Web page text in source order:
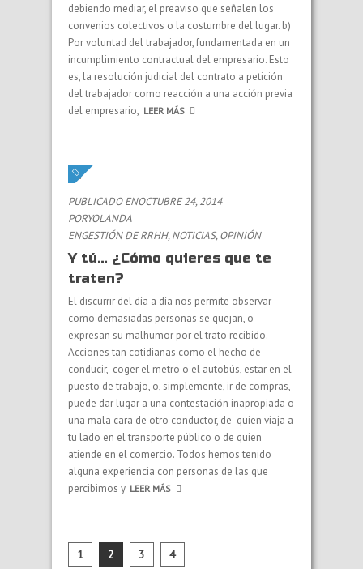
debiendo mediar, el preaviso que señalen los
convenios colectivos o la costumbre del lugar. b)
Por voluntad del trabajador, fundamentada en un
incumplimiento contractual del empresario. Esto
es, la resolución judicial del contrato a petición
del trabajador como reacción a una acción previa
del empresario, LEER MÁS
PUBLICADO ENOCTUBRE 24, 2014
PORYOLANDA
ENGESTIÓN DE RRHH,NOTICIAS,OPINIÓN
Y tú… ¿Cómo quieres que te
traten?
El discurrir del día a día nos permite observar
como demasiadas personas se quejan, o
expresan su malhumor por el trato recibido.
Acciones tan cotidianas como el hecho de
conducir, coger el metro o el autobús, estar en el
puesto de trabajo, o, simplemente, ir de compras,
puede dar lugar a una contestación inapropiada o
una mala cara de otro conductor, de quien viaja a
tu lado en el transporte público o de quien
atiende en el comercio. Todos hemos tenido
alguna experiencia con personas de las que
percibimos y LEER MÁS
1 2 3 4